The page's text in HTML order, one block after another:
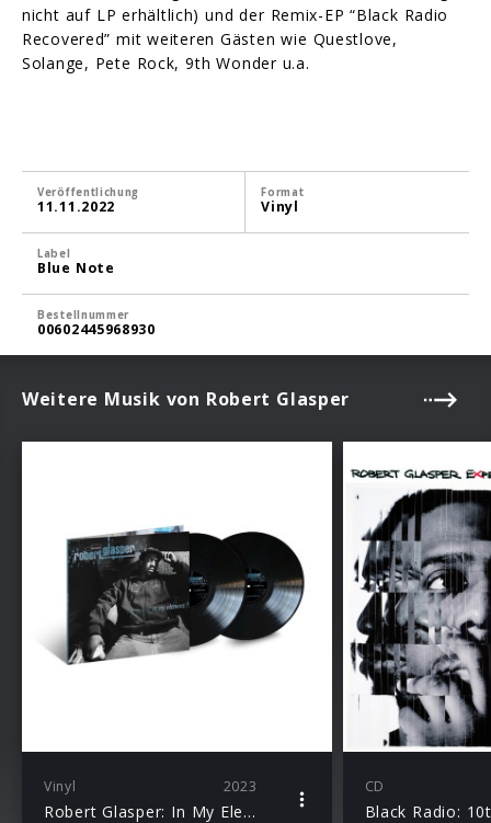
nicht auf LP erhältlich) und der Remix-EP “Black Radio
Recovered” mit weiteren Gästen wie Questlove,
Solange, Pete Rock, 9th Wonder u.a.
Veröffentlichung
11.11.2022
Format
Vinyl
Label
Blue Note
Bestellnummer
00602445968930
Weitere Musik von Robert Glasper
Vinyl 2023
Robert Glasper: In My Element (Blue Note Classic Vinyl)
CD